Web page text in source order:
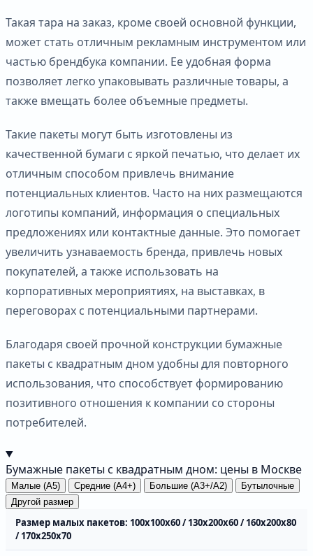
Такая тара на заказ, кроме своей основной функции,
может стать отличным рекламным инструментом или
частью брендбука компании. Ее удобная форма
позволяет легко упаковывать различные товары, а
также вмещать более объемные предметы.
Такие пакеты могут быть изготовлены из
качественной бумаги с яркой печатью, что делает их
отличным способом привлечь внимание
потенциальных клиентов. Часто на них размещаются
логотипы компаний, информация о специальных
предложениях или контактные данные. Это помогает
увеличить узнаваемость бренда, привлечь новых
покупателей, а также использовать на
корпоративных мероприятиях, на выставках, в
переговорах с потенциальными партнерами.
Благодаря своей прочной конструкции бумажные
пакеты с квадратным дном удобны для повторного
использования, что способствует формированию
позитивного отношения к компании со стороны
потребителей.
Бумажные пакеты с квадратным дном: цены в Москве
Малые (А5) Средние (А4+) Большие (А3+/А2)
Бутылочные
Другой размер
Размер малых пакетов: 100х100х60 / 130х200х60 / 160х200х80
/ 170х250х70